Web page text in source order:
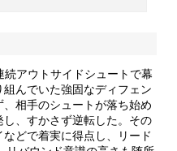
アウトサイドシュートで幕
んでいた強固なディフェン
相手のシュートが落ち始め
、すかさず逆転した。その
どで着実に得点し、リード